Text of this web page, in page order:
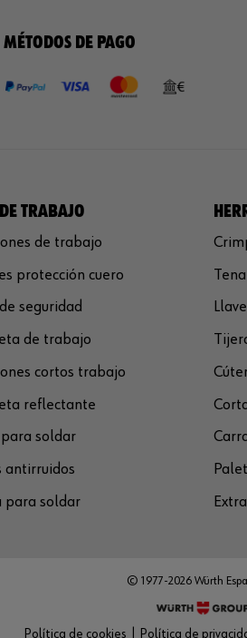
MÉTODOS DE PAGO
TRABAJO
de trabajo
protección cuero
seguridad
de trabajo
cortos trabajo
reflectante
soldar
antirruidos
para soldar
Política de cookies Política de
© 1977-2026 Würth